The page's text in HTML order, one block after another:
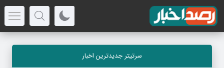
سرتیتر جدیدترین اخبار